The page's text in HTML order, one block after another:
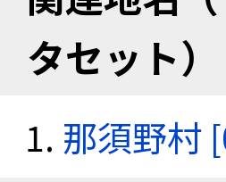
タセット）
那須野村